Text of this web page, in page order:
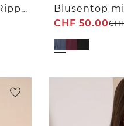
Blusentop mit Rundhals und Rippdetails
CHF 50.00